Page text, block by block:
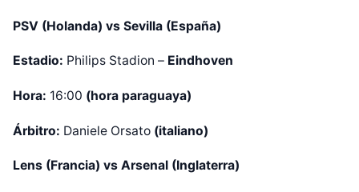
PSV (Holanda) vs Sevilla (España)
Estadio: Philips Stadion – Eindhoven
Hora: 16:00 (hora paraguaya)
Árbitro: Daniele Orsato (italiano)
Lens (Francia) vs Arsenal (Inglaterra)